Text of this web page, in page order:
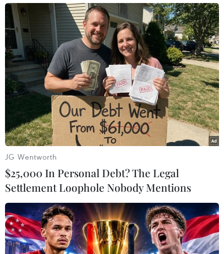
Theo dõi VietnamPlus
TIN LIÊN QUAN
JG Wentworth
$25,000 In Personal Debt? The Legal
Settlement Loophole Nobody Mentions